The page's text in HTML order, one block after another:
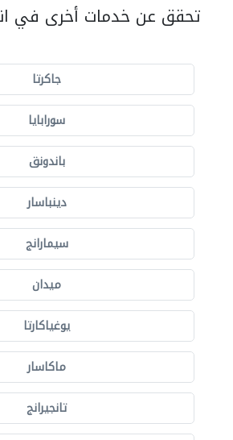
تحقق عن خدمات أخرى في
جاكرتا
سورابايا
باندونق
دينباسار
سيمارانج
ميدان
يوغياكارتا
ماكاسار
تانجيرانج